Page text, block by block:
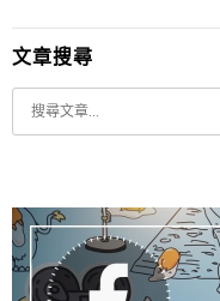
文章搜尋